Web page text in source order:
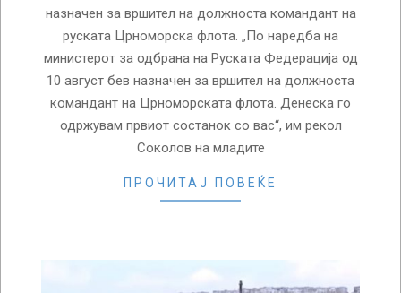
назначен за вршител на должноста командант на
руската Црноморска флота. „По наредба на
министерот за одбрана на Руската Федерација од
10 август бев назначен за вршител на должноста
командант на Црноморската флота. Денеска го
одржувам првиот состанок со вас“, им рекол
Соколов на младите
ПРОЧИТАЈ ПОВЕЌЕ